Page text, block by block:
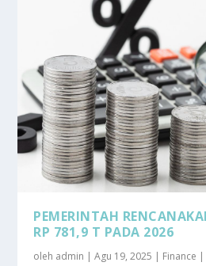
PEMERINTAH
RP 781,9 T PADA 2026
oleh admin |Agu 19, 2025 | Finance |